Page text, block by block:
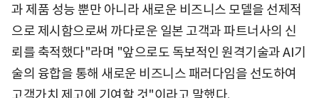
과 제품 성능 뿐만 아니라 새로운 비즈니스 모델을 선제적
으로 제시함으로써 까다로운 일본 고객과 파트너사의 신
뢰를 축적했다"라며 "앞으로도 독보적인 원격기술과 AI기
술의 융합을 통해 새로운 비즈니스 패러다임을 선도하여
고객가치 제고에 기여할 것"이라고 말했다.